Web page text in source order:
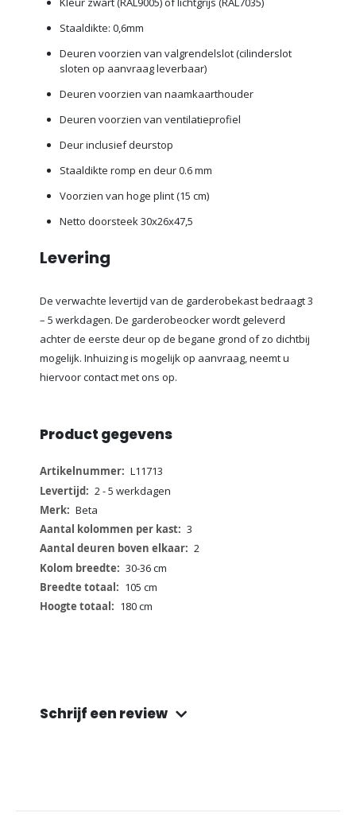
Staaldikte: 0,6mm
Deuren voorzien van valgrendelslot (cilinderslot
sloten op aanvraag leverbaar)
Deuren voorzien van naamkaarthouder
Deuren voorzien van ventilatieprofiel
Deur inclusief deurstop
Staaldikte romp en deur 0.6 mm
Voorzien van hoge plint (15 cm)
Netto doorsteek 30x26x47,5
Levering
De verwachte levertijd van de garderobekast bedraagt 3
– 5 werkdagen. De garderobeocker wordt geleverd
achter de eerste deur op de begane grond of zo dichtbij
mogelijk. Inhuizing is mogelijk op aanvraag, neemt u
hiervoor contact met ons op.
Product gegevens
Meer
informatie
L11713
2 - 5 werkdagen
Beta
3
2
30-36 cm
105 cm
180 cm
Schrijf een review